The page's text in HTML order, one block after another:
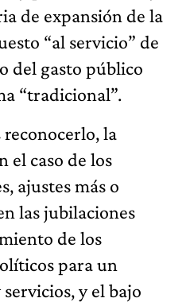
de expansión de la
“al servicio” de
del gasto público
“tradicional”.
reconocerlo, la
el caso de los
ajustes más o
las jubilaciones
de los
para un
y el bajo